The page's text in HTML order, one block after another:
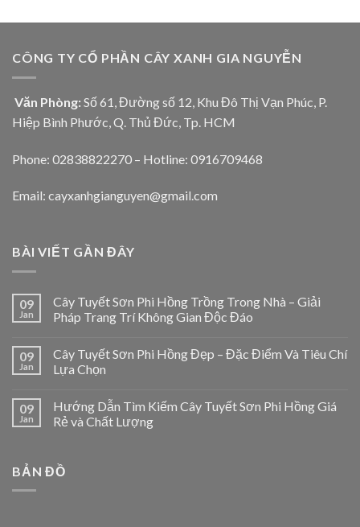
CÔNG TY CỔ PHẦN CÂY XANH GIA NGUYỄN
Văn Phòng: Số 61, Đường số 12, Khu Đô Thị Vạn Phúc, P.
Hiệp Bình Phước, Q. Thủ Đức, Tp. HCM
Phone: 02838822270 – Hotline: 0916709468
Email: cayxanhgianguyen@gmail.com
BÀI VIẾT GẦN ĐÂY
09
Jan
Cây Tuyết Sơn Phi Hồng Trồng Trong Nhà – Giải
Pháp Trang Trí Không Gian Độc Đáo
09
Jan
Cây Tuyết Sơn Phi Hồng Đẹp – Đặc Điểm Và Tiêu Chí
Lựa Chọn
09
Jan
Hướng Dẫn Tìm Kiếm Cây Tuyết Sơn Phi Hồng Giá
Rẻ và Chất Lượng
BẢN ĐỒ